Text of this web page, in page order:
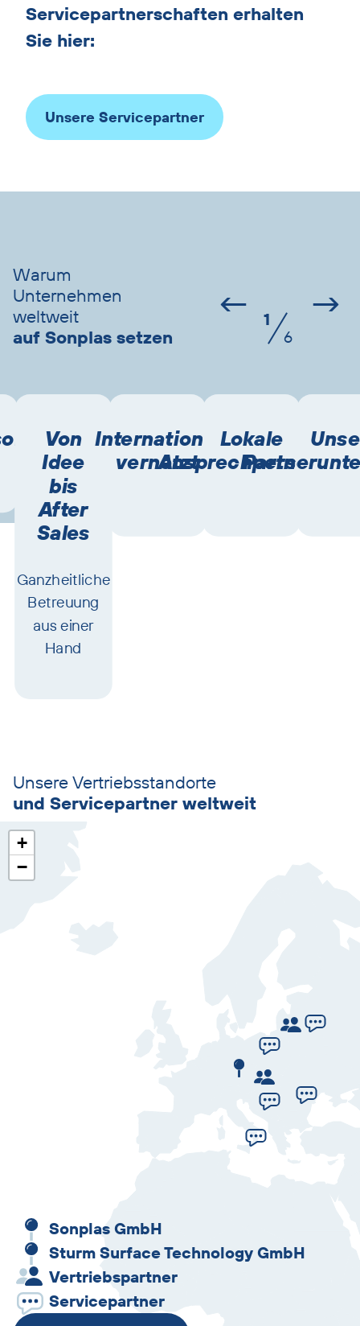
überspringen
Servicepartnerschaften erhalten
Sie hier:
Unsere Servicepartner
Warum
Unternehmen
weltweit
auf Sonplas setzen
1
6
←
Von
Idee
bis
After
Sales
Ganzheitliche
Betreuung
aus einer
Hand
International
vernetzt
Lokale
Ansprechpersonen
→
Weltkarte
überspringen
Unsere Vertriebsstandorte
und Servicepartner weltweit
Sonplas GmbH
Sturm Surface Technology GmbH
Vertriebspartner
Servicepartner
+
−